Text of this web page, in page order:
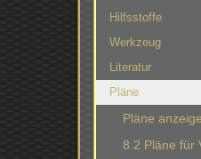
Hilfsstoffe
Werkzeug
Literatur
Pläne
Pläne
8.2 Pläne für